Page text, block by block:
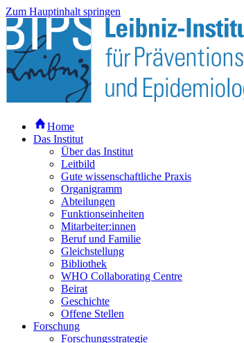
Zum Hauptinhalt springen
Home
Das Institut
Über das Institut
Leitbild
Gute wissenschaftliche Praxis
Organigramm
Abteilungen
Funktionseinheiten
Mitarbeiter:innen
Beruf und Familie
Gleichstellung
Bibliothek
WHO Collaborating Centre
Beirat
Geschichte
Offene Stellen
Forschung
Forschungsstrategie